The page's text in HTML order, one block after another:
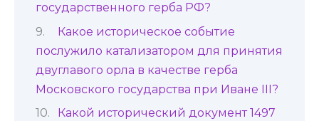
государственного герба РФ?
Какое историческое событие
послужило катализатором для принятия
двуглавого орла в качестве герба
Московского государства при Иване III?
Какой исторический документ 1497